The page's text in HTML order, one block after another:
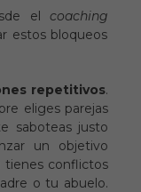
elcoaching
estos bloqueos
repetitivos.
eliges parejas
saboteas justo
un objetivo
tienes conflictos
o tu abuelo.